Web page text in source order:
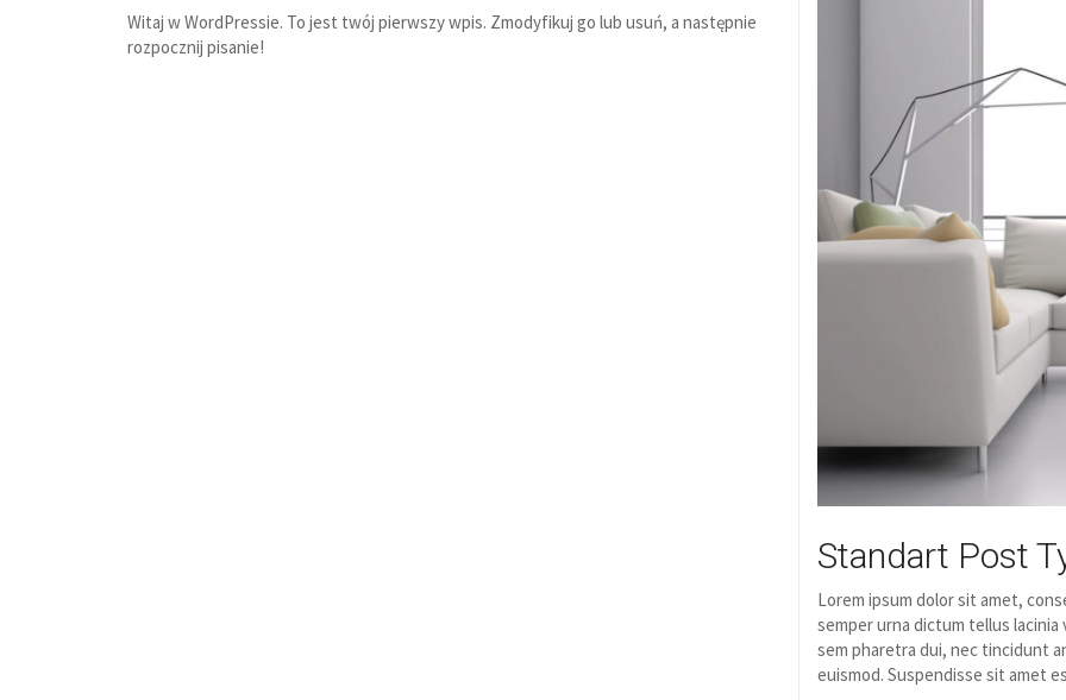
Witaj w WordPressie. To jest twój pierwszy wpis. Zmodyfikuj go lub usuń, a następnie
rozpocznij pisanie!
Standart Post
Lorem ipsum dolor sit amet,
semper urna dictum tellus
sem pharetra dui, nec tincidunt
euismod. Suspendisse sit amet